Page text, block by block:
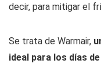
decir, para mitigar el
Se trata de Warmair,
ideal para los días